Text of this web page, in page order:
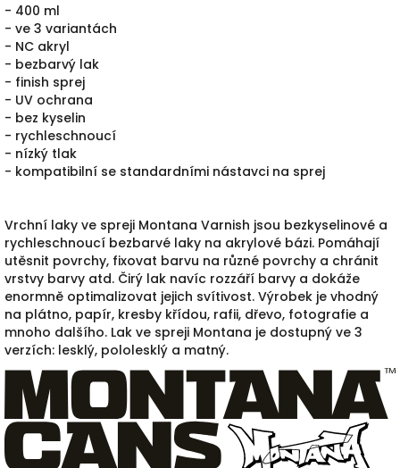
- 400 ml
- ve 3 variantách
- NC akryl
- bezbarvý lak
- finish sprej
- UV ochrana
- bez kyselin
- rychleschnoucí
- nízký tlak
- kompatibilní se standardními nástavci na sprej
Vrchní laky ve spreji Montana Varnish jsou bezkyselinové a
rychleschnoucí bezbarvé laky na akrylové bázi. Pomáhají
utěsnit povrchy, fixovat barvu na různé povrchy a chránit
vrstvy barvy atd. Čirý lak navíc rozzáří barvy a dokáže
enormně optimalizovat jejich svítivost. Výrobek je vhodný
na plátno, papír, kresby křídou, rafii, dřevo, fotografie a
mnoho dalšího. Lak ve spreji Montana je dostupný ve 3
verzích: lesklý, pololesklý a matný.